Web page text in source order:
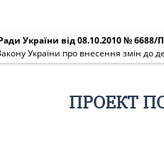
України від 08.10.2010 № 6688/П